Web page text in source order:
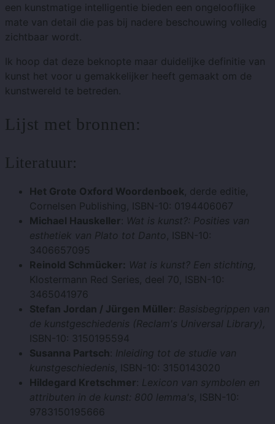
een kunstmatige intelligentie bieden een ongelooflijke
mate van detail die pas bij nadere beschouwing volledig
zichtbaar wordt.
Ik hoop dat deze beknopte maar duidelijke definitie van
kunst het voor u gemakkelijker heeft gemaakt om de
kunstwereld te betreden.
Lijst met bronnen:
Literatuur:
Het Grote Oxford Woordenboek, derde editie,
Cornelsen Publishing, ISBN-10: 0194406067
Michael Hauskeller: Wat is kunst?: Posities van
esthetiek van Plato tot Danto , ISBN-10:
3406657095
Reinold Schmücker: Wat is kunst? Een stichting,
Klostermann Red Series, deel 70, ISBN-10:
3465041976
Stefan Jordan / Jürgen Müller: Basisbegrippen van
de kunstgeschiedenis (Reclam's Universal Library),
ISBN-10: 3150195594
Susanna Partsch: Inleiding tot de studie van
kunstgeschiedenis, ISBN-10: 3150143020
Hildegard Kretschmer: Lexicon van symbolen en
attributen in de kunst: 800 lemma's, ISBN-10:
9783150195666